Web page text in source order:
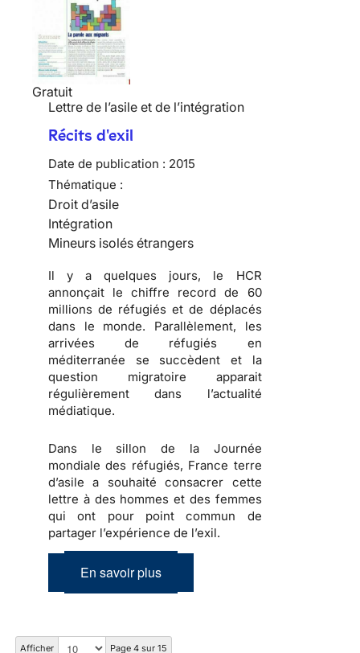
Gratuit
Lettre de l’asile et de l’intégration
Récits d'exil
Date de publication : 2015
Thématique :
Droit d’asile
Intégration
Mineurs isolés étrangers
Il y a quelques jours, le HCR
annonçait le chiffre record de 60
millions de réfugiés et de déplacés
dans le monde. Parallèlement, les
arrivées de réfugiés en
méditerranée se succèdent et la
question migratoire apparait
régulièrement dans l’actualité
médiatique.
Dans le sillon de la Journée
mondiale des réfugiés, France terre
d’asile a souhaité consacrer cette
lettre à des hommes et des femmes
qui ont pour point commun de
partager l’expérience de l’exil.
En savoir plus
Afficher Page 4 sur 15